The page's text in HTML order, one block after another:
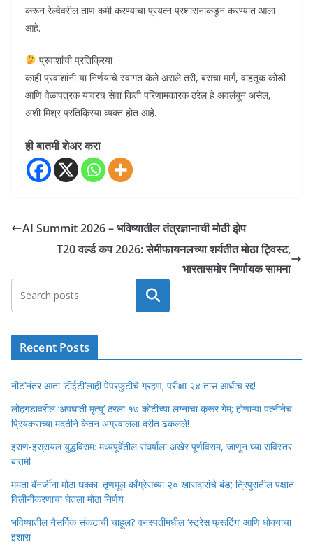
करून रेल्वेवरील ताण कमी करण्याचा प्रयत्न प्रशासनाकडून करण्यात आला
आहे.
प्रवाशांची प्रतिक्रिया
काही प्रवाशांनी या निर्णयाचे स्वागत केले असले तरी, बसचा मार्ग, वाहतूक कोंडी
आणि वेळापत्रक यावरच सेवा किती परिणामकारक ठरेल हे अवलंबून असेल,
अशी मिश्र प्रतिक्रिया व्यक्त होत आहे.
ही बातमी शेअर करा
AI Summit 2026 – भविष्यातील तंत्रज्ञानाची मोठी झेप
T20 वर्ल्ड कप 2026: सेमीफायनलच्या शर्यतीत मोठा ट्विस्ट,
भारतासमोर निर्णायक सामना
Search
Recent Posts
नीट’नंतर आता ‘टीईटी’लाही पेपरफुटीचे ग्रहण; परीक्षा २४ तास आधीच रद्द!
लोहगडावरील ‘अपघाती मृत्यू’ ठरला १७ कोटींच्या लग्नाचा क्रूर गेम; होणाऱ्या पत्नीनेच
प्रियकराच्या मदतीने केतन अग्रवालला दरीत ढकलले!
इराण-इस्रायल युद्धविराम: मध्यपूर्वेतील संघर्षाला अखेर पूर्णविराम, जाणून घ्या सविस्तर
बातमी
ममता बॅनर्जींना मोठा धक्का: तृणमूल काँग्रेसच्या २० खासदारांचे बंड; त्रिपुरातील पक्षात
विलीनीकरणाचा घेतला मोठा निर्णय
भविष्यातील नैसर्गिक संकटाची चाहूल? वनस्पतींमधील ‘स्ट्रेस फ्रूटिंग’ आणि धोक्याचा
इशारा